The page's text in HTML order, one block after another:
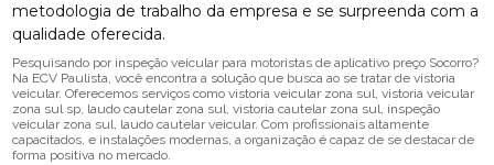
metodologia de trabalho da empresa e se surpreenda com a
qualidade oferecida.
Pesquisando por inspeção veicular para motoristas de aplicativo preço Socorro?
Na ECV Paulista, você encontra a solução que busca ao se tratar de vistoria
veicular. Oferecemos serviços como vistoria veicular zona sul, vistoria veicular
zona sul sp, laudo cautelar zona sul, vistoria cautelar zona sul, inspeção
veicular zona sul, laudo cautelar veicular. Com profissionais altamente
capacitados, e instalações modernas, a organização é capaz de se destacar de
forma positiva no mercado.